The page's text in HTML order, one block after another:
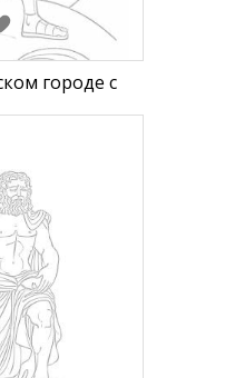
городе с